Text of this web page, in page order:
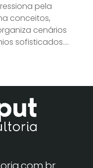
pela
conceitos,
cenários
sofisticados.…